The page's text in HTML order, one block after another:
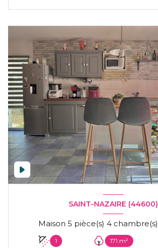
SAINT-NAZAIRE (44600)
1 171 m²